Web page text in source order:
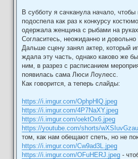
В субботу я сачканула начало, чтобы
подоспела как раз к конкурсу
одержала женщина с рыбами на
Согласитесь, неожиданно и
Дальше сцену занял актер, который
ждала эту часть, однако каково же
ним, в разрез с расписанием
появилась сама Люси Лоулесс.
Как говорится, а теперь слайды:
https://i.imgur.com/OphpHlQ.jpeg
https://i.imgur.com/4P7NaXY.jpeg
https://i.imgur.com/oektOx6.jpeg
https://youtube.com/shorts/
том, как нам обещают спеть, но не
https://i.imgur.com/Cw9ad3L.jpeg
https://i.imgur.com/OFuHERJ.jpeg -